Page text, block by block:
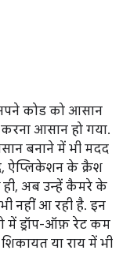
कोड को आसान
आसान हो गया.
बनाने में भी मदद
ऐप्लिकेशन के क्रैश
ही, अब उन्हें कैमरे के
नहीं आ रही है. इन
में ड्रॉप-ऑफ़ रेट कम
या राय में भी